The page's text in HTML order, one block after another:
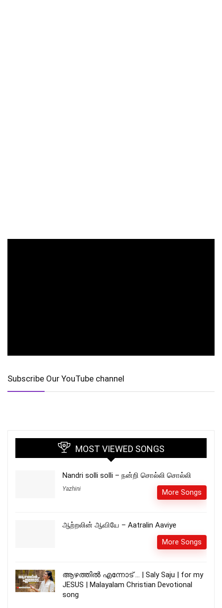
Subscribe Our YouTube channel
MOST VIEWED SONGS
Nandri solli solli – நன்றி சொல்லி சொல்லி
Yazhini More Songs
ஆற்றலின் ஆவியே – Aatralin Aaviye
More Songs
ആഴത്തിൽ എന്നോട് … | Saly Saju | for my
JESUS | Malayalam Christian Devotional
song